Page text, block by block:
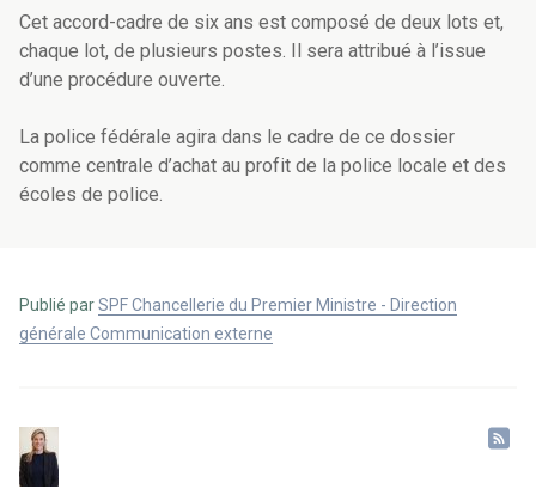
Cet accord-cadre de six ans est composé de deux lots et,
chaque lot, de plusieurs postes. Il sera attribué à l’issue
d’une procédure ouverte.
La police fédérale agira dans le cadre de ce dossier
comme centrale d’achat au profit de la police locale et des
écoles de police.
Publié parSPF Chancellerie du Premier Ministre - Direction
générale Communication externe